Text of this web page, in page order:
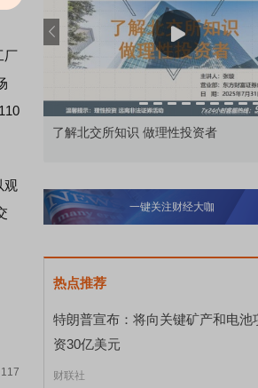
厂
观
了解北交所知识 做理性投资者
一键关注财经大咖
热点推荐
特朗普宣布：将向关键矿产和电池
资30亿美元
财联社